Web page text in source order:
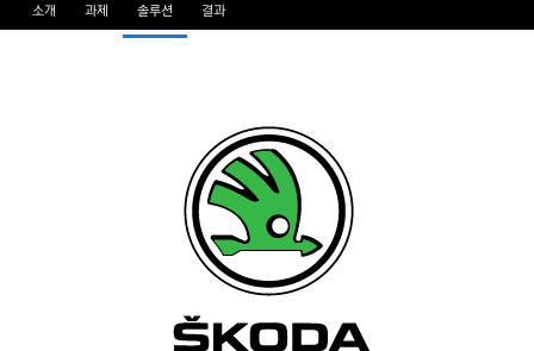
소개 과제 솔루션 결과